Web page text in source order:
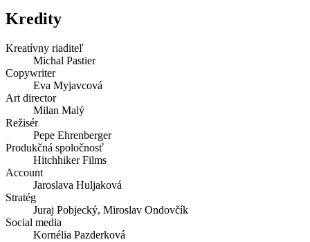
Kredity
Kreatívny riaditeľ
Michal Pastier
Copywriter
Eva Myjavcová
Art director
Milan Malý
Režisér
Pepe Ehrenberger
Produkčná spoločnosť
Hitchhiker Films
Account
Jaroslava Huljaková
Stratég
Juraj Pobjecký, Miroslav Ondovčík
Social media
Kornélia Pazderková